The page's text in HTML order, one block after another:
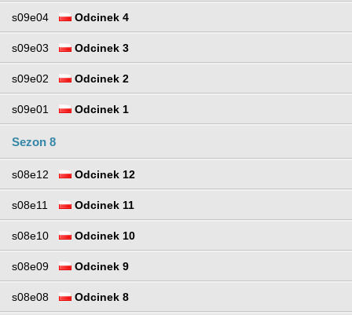
s09e04 Odcinek 4
s09e03 Odcinek 3
s09e02 Odcinek 2
s09e01 Odcinek 1
Sezon 8
s08e12 Odcinek 12
s08e11 Odcinek 11
s08e10 Odcinek 10
s08e09 Odcinek 9
s08e08 Odcinek 8